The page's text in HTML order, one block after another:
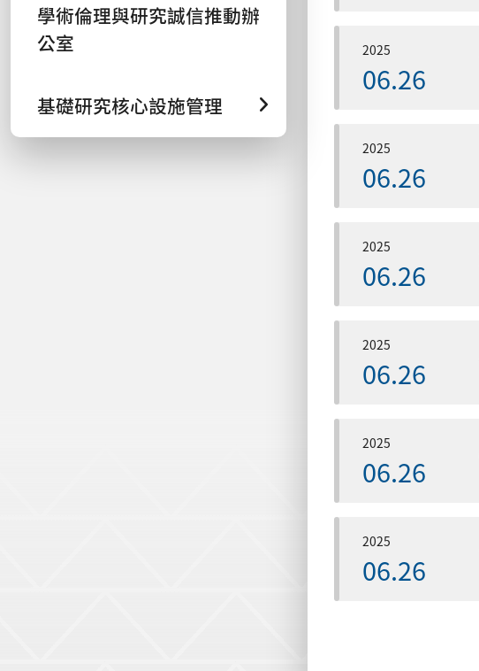
學術倫理與研究誠信推動辦
公室
基礎研究核心設施管理
2025
06.26
2025
06.26
2025
06.26
2025
06.26
2025
06.26
2025
06.26